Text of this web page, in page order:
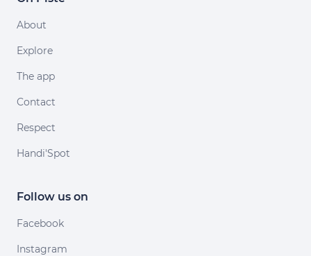
About
Explore
The app
Contact
Respect
Handi'Spot
Follow us on
Facebook
Instagram